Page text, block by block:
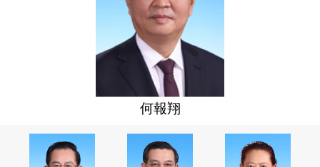
何報翔